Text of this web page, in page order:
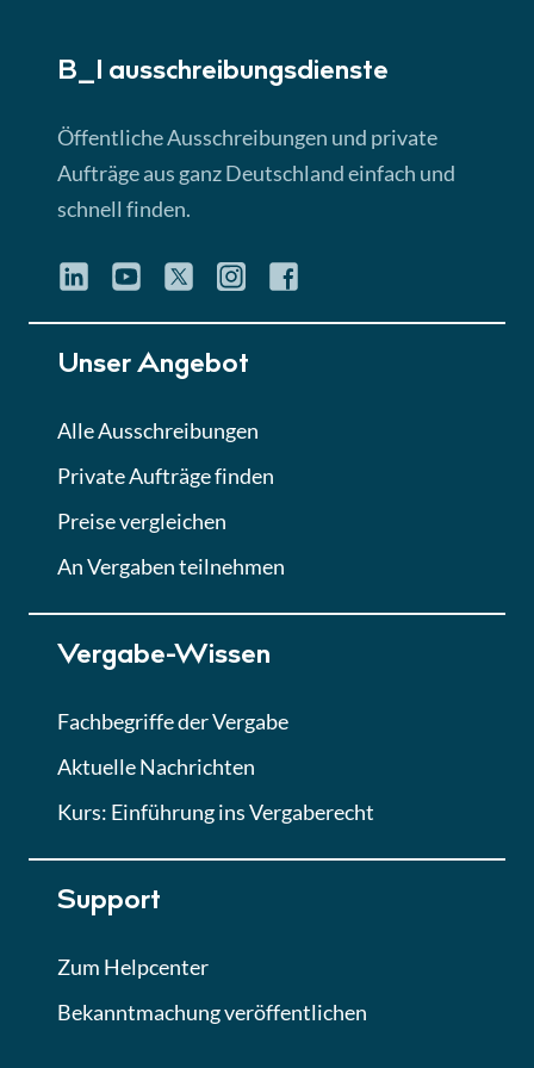
Lektion 3
► 4:31 Min
Quiz
Eignung im Vergabeverfahren
Lektion 6
Abgabe von Angeboten
Lektion
Lektion 7
Finales Quiz
B_I ausschreibungs­dienste
Öffentliche Ausschreibungen und private
Aufträge aus ganz Deutschland einfach und
schnell finden.
Unser Angebot
Alle Ausschreibungen
Private Aufträge finden
Preise vergleichen
An Vergaben teilnehmen
Vergabe-Wissen
Fachbegriffe der Vergabe
Aktuelle Nachrichten
Kurs: Einführung ins Vergaberecht
Support
Zum Helpcenter
Bekanntmachung veröffentlichen